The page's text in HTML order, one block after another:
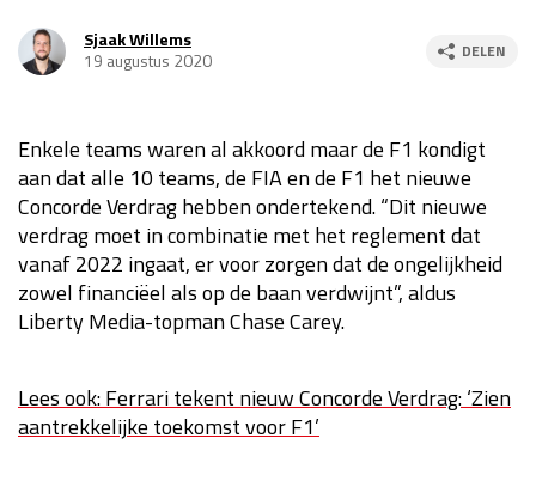
Race
zo 21:00 - 23:00
GP MEXICO 2026 30 okt - 01 nov
Kwalificatie
Kwalificatie
za 19:00 - 20:00
Race
zo 18:00 - 20:00
LAS VEGAS GRAND PRIX 2026 20 - 22 nov
Sjaak Willems
19 augustus 2020
DELEN
Enkele teams waren al akkoord maar de F1 kondigt
aan dat alle 10 teams, de FIA en de F1 het nieuwe
Concorde Verdrag hebben ondertekend. “Dit nieuwe
verdrag moet in combinatie met het reglement dat
vanaf 2022 ingaat, er voor zorgen dat de ongelijkheid
zowel financiëel als op de baan verdwijnt”, aldus
Liberty Media-topman Chase Carey.
Lees ook: Ferrari tekent nieuw Concorde Verdrag: ‘Zien
aantrekkelijke toekomst voor F1’